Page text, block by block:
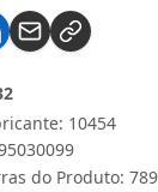
10454
do Produto: